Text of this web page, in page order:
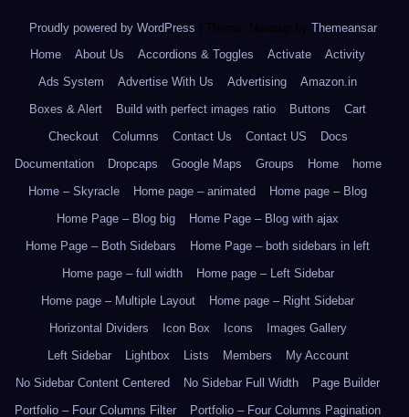
Proudly powered by WordPress Theme: Newsup by Themeansar.
Home
About Us Accordions & Toggles Activate
Activity
Ads System
Advertise With Us Advertising
Amazon.in
Boxes & Alert
Build with perfect images ratio Buttons
Cart
Checkout
Columns Contact Us Contact US
Docs
Documentation
Dropcaps Google Maps Groups Home
home
Home – Skyracle
Home page – animated
Home page – Blog
Home Page – Blog big
Home Page – Blog with ajax
Home Page – Both Sidebars
Home Page – both sidebars in left
Home page – full width
Home page – Left Sidebar
Home page – Multiple Layout
Home page – Right Sidebar
Horizontal Dividers
Icon Box Icons
Images Gallery
Left Sidebar
Lightbox Lists Members
My Account
No Sidebar Content Centered
No Sidebar Full Width
Page Builder
Portfolio – Four Columns Filter
Portfolio – Four Columns Pagination